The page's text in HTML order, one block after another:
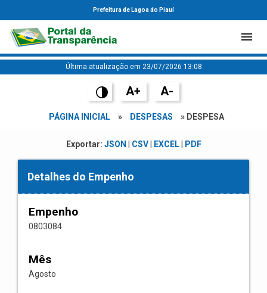
Prefeitura de Lagoa do Piauí
Última atualização em 23/07/2026 13:08
A+ A-
PÁGINA INICIAL » DESPESAS » DESPESA
Exportar: JSON CSV| EXCEL| PDF
Detalhes do Empenho
Empenho
0803084
Mês
Agosto